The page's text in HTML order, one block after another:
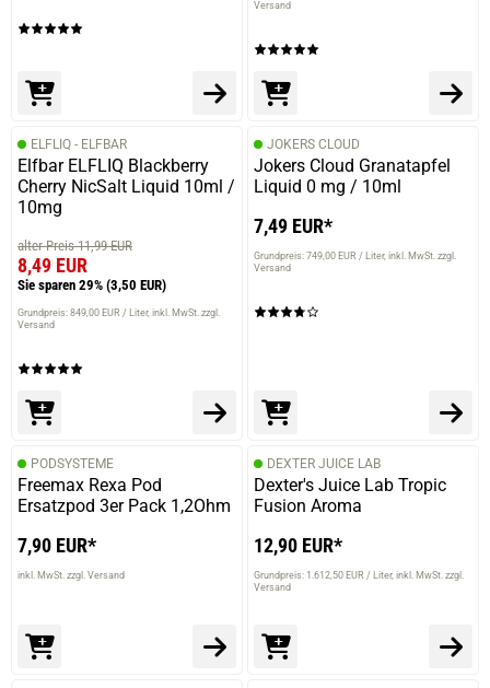
Versand
ELFLIQ - ELFBAR
Elfbar ELFLIQ Blackberry
Cherry NicSalt Liquid 10ml /
10mg
alter Preis 11,99 EUR
8,49 EUR
Sie sparen 29% (3,50 EUR)
Grundpreis: 849,00 EUR / Liter inkl. MwSt. zzgl.
Versand
JOKERS CLOUD
Jokers Cloud Granatapfel
Liquid 0 mg / 10ml
7,49 EUR*
Grundpreis: 749,00 EUR / Liter inkl. MwSt. zzgl.
Versand
PODSYSTEME
Freemax Rexa Pod
Ersatzpod 3er Pack 1,2Ohm
7,90 EUR*
inkl. MwSt. zzgl. Versand
DEXTER JUICE LAB
Dexter's Juice Lab Tropic
Fusion Aroma
12,90 EUR*
Grundpreis: 1.612,50 EUR / Liter inkl. MwSt. zzgl.
Versand